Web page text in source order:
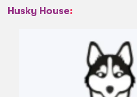
Husky House: